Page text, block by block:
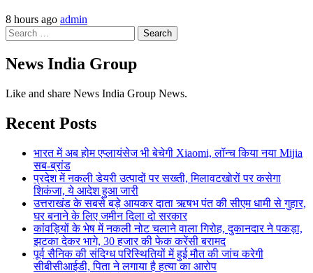
8 hours ago admin
Search
for:
News India Group
Like and share News India Group News.
Recent Posts
भारत में अब होम एप्लायंसेज भी बेचेगी Xiaomi, लॉन्च किया नया Mijia
सब-ब्रांड
प्रदेश में नकली डेयरी उत्पादों पर सख्ती, मिलावटखोरों पर कसेगा
शिकंजा, ये आदेश हुआ जारी
उत्तराखंड के सबसे बड़े आयकर दाता ऋषभ पंत की सीएम धामी से गुहार,
घर बनाने के लिए जमीन दिला दो सरकार
कांवड़ियों के भेष में नकली नोट चलाने वाला गिरोह, दुकानदार ने पकड़ा,
झटका देकर भागे, 30 हजार की फेक करेंसी बरामद
पूर्व सैनिक की संदिग्ध परिस्थितियों में हुई मौत की जांच करेगी
सीबीसीआईडी, पिता ने लगाया है हत्या का आरोप